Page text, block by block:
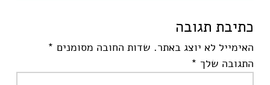
כתיבת תגובה
האימייל לא יוצג באתר. שדות החובה מסומנים *
התגובה שלך *